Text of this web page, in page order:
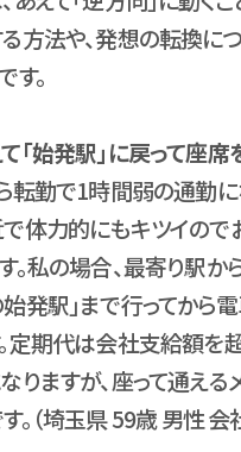
方法や、発想の転換に
す。
「始発駅」に戻って座席
転勤で1時間弱の通勤に
体力的にもキツイので
。私の場合、最寄り駅か
発駅」まで行ってから
定期代は会社支給額を
りますが、座って通える
。（埼玉県 59歳 男性 会